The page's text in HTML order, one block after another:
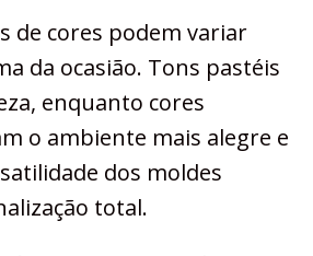
de cores podem variar
da ocasião. Tons pastéis
enquanto cores
o ambiente mais alegre e
dos moldes
total.